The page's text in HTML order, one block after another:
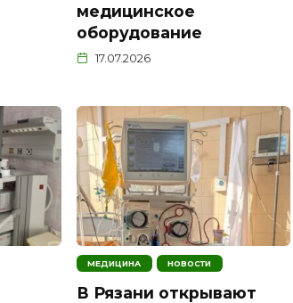
медицинское
оборудование
17.07.2026
МЕДИЦИНА НОВОСТИ
В Рязани открывают